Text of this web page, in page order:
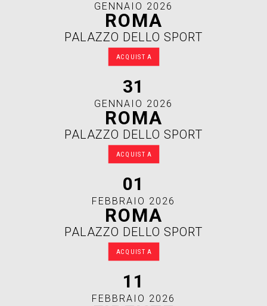
GENNAIO 2026
ROMA
PALAZZO DELLO SPORT
ACQUISTA
31
GENNAIO 2026
ROMA
PALAZZO DELLO SPORT
ACQUISTA
01
FEBBRAIO 2026
ROMA
PALAZZO DELLO SPORT
ACQUISTA
11
FEBBRAIO 2026